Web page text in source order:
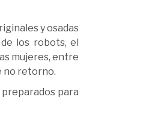
y osadas
los robots, el
mujeres, entre
no retorno.
para